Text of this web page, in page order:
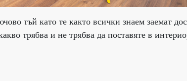
тъй като те както всички знаем заемат
трябва и не трябва да поставяте в